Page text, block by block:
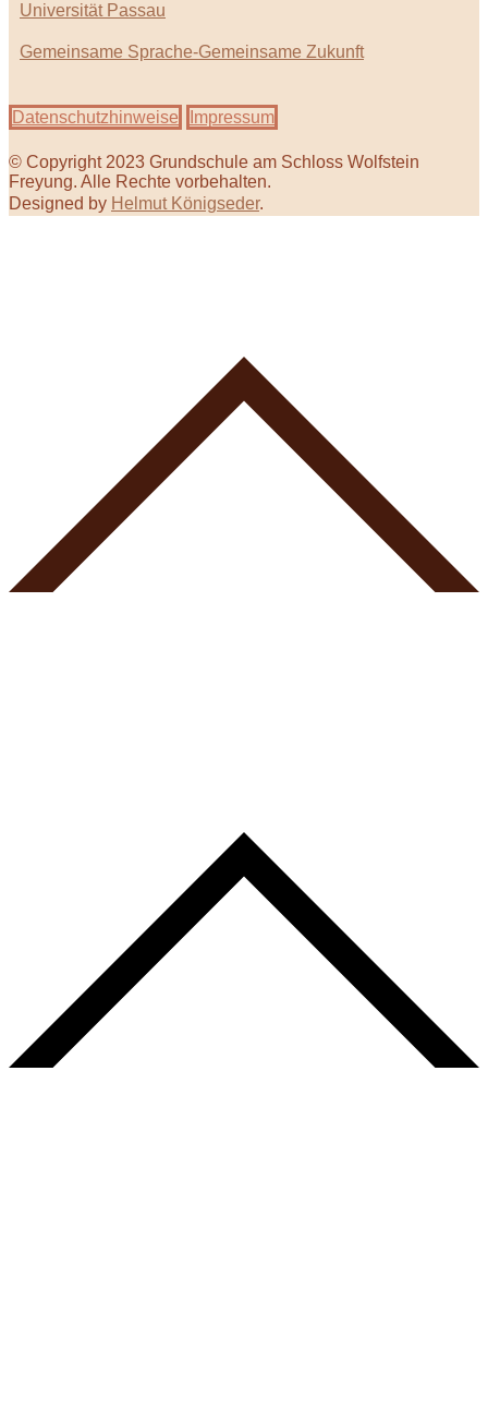
Universität Passau
Gemeinsame Sprache-Gemeinsame Zukunft
Datenschutzhinweise Impressum
© Copyright 2023 Grundschule am Schloss Wolfstein
Freyung. Alle Rechte vorbehalten.
Designed by Helmut Königseder.